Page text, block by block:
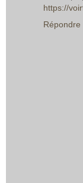
https://
Répondre